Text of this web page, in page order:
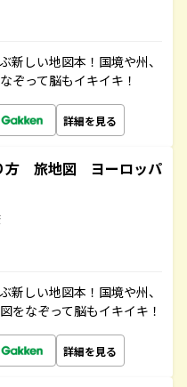
新しい地図本！国境や州、
ぞって脳もイキイキ！
詳細を見る
方 旅地図 ヨーロッパ
新しい地図本！国境や州、
をなぞって脳もイキイキ！
詳細を見る